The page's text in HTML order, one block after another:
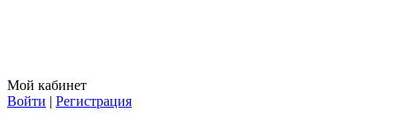
Мой кабинет
Войти | Регистрация